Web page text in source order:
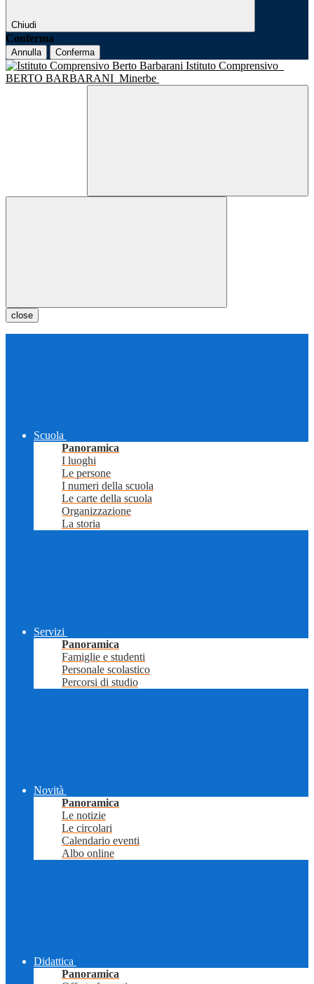
Chiudi
Conferma
Annulla Conferma
Istituto Comprensivo
BERTO BARBARANI Minerbe
close
Scuola
Panoramica
I luoghi
Le persone
I numeri della scuola
Le carte della scuola
Organizzazione
La storia
Servizi
Panoramica
Famiglie e studenti
Personale scolastico
Percorsi di studio
Novità
Panoramica
Le notizie
Le circolari
Calendario eventi
Albo online
Didattica
Panoramica